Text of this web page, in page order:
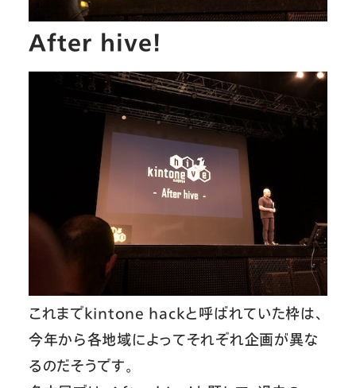
After hive！
これまでkintone hackと呼ばれていた枠は、
今年から各地域によってそれぞれ企画が異な
るのだそうです。